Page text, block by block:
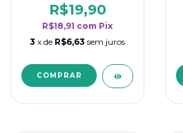
rendimento da
categoria - Neutro
R$19,90
R$18,91 com Pix
3 x de R$6,63 sem juros